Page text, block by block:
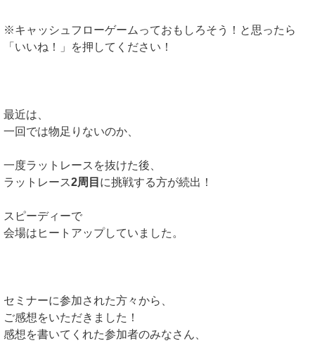
※キャッシュフローゲームっておもしろそう！と思ったら
「いいね！」を押してください！
最近は、
一回では物足りないのか、
一度ラットレースを抜けた後、
ラットレース2周目 に挑戦する方が続出！
スピーディーで
会場はヒートアップしていました。
セミナーに参加された方々から、
ご感想をいただきました！
感想を書いてくれた参加者のみなさん、